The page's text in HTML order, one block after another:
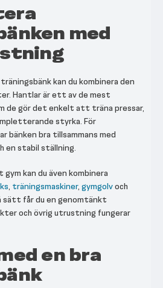
med
kan du kombinera den
Hantlar är ett av de mest
de gör det enkelt att träna pressar,
styrka. För
bänken bra tillsammans med
en stabil ställning.
kan du även kombinera
, träningsmaskiner, gymgolvoch
sätt får du en genomtänkt
och övrig utrustning fungerar
en bra